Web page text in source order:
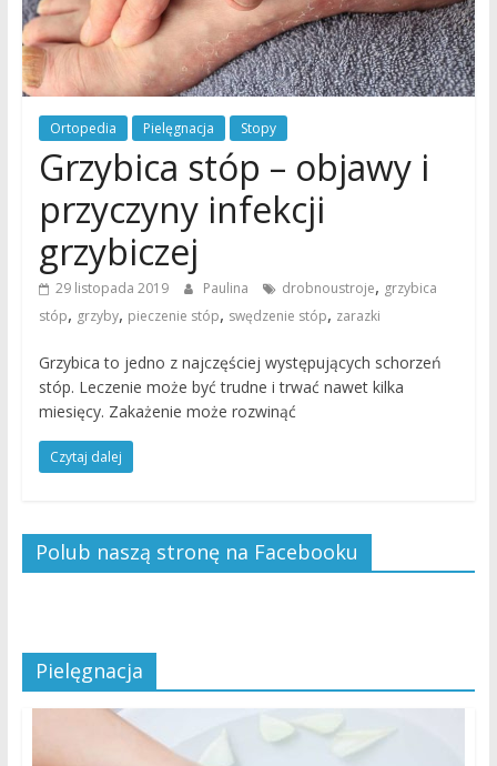
Ortopedia Pielęgnacja Stopy
Grzybica stóp – objawy i
przyczyny infekcji
grzybiczej
29 listopada 2019 Paulina drobnoustroje, grzybica
stóp, grzyby, pieczenie stóp, swędzenie stóp, zarazki
Grzybica to jedno z najczęściej występujących schorzeń
stóp. Leczenie może być trudne i trwać nawet kilka
miesięcy. Zakażenie może rozwinąć
Czytaj dalej
Polub naszą stronę na Facebooku
Pielęgnacja